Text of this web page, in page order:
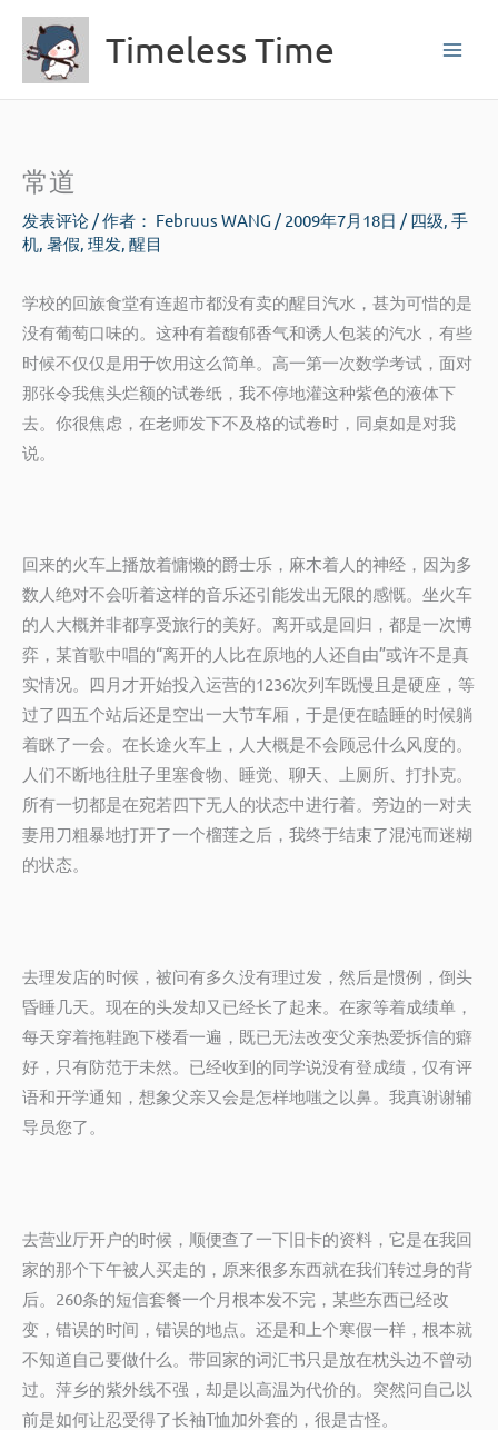
容
Timeless Time
常道
发表评论 / 作者： Februus WANG / 2009年7月18日 / 四级 手
机 暑假 理发 醒目
学校的回族食堂有连超市都没有卖的醒目汽水，甚为可惜的是
没有葡萄口味的。这种有着馥郁香气和诱人包装的汽水，有些
时候不仅仅是用于饮用这么简单。高一第一次数学考试，面对
那张令我焦头烂额的试卷纸，我不停地灌这种紫色的液体下
去。你很焦虑，在老师发下不及格的试卷时，同桌如是对我
说。
回来的火车上播放着慵懒的爵士乐，麻木着人的神经，因为多
数人绝对不会听着这样的音乐还引能发出无限的感慨。坐火车
的人大概并非都享受旅行的美好。离开或是回归，都是一次博
弈，某首歌中唱的“离开的人比在原地的人还自由”或许不是真
实情况。四月才开始投入运营的1236次列车既慢且是硬座，等
过了四五个站后还是空出一大节车厢，于是便在瞌睡的时候躺
着眯了一会。在长途火车上，人大概是不会顾忌什么风度的。
人们不断地往肚子里塞食物、睡觉、聊天、上厕所、打扑克。
所有一切都是在宛若四下无人的状态中进行着。旁边的一对夫
妻用刀粗暴地打开了一个榴莲之后，我终于结束了混沌而迷糊
的状态。
去理发店的时候，被问有多久没有理过发，然后是惯例，倒头
昏睡几天。现在的头发却又已经长了起来。在家等着成绩单，
每天穿着拖鞋跑下楼看一遍，既已无法改变父亲热爱拆信的癖
好，只有防范于未然。已经收到的同学说没有登成绩，仅有评
语和开学通知，想象父亲又会是怎样地嗤之以鼻。我真谢谢辅
导员您了。
去营业厅开户的时候，顺便查了一下旧卡的资料，它是在我回
家的那个下午被人买走的，原来很多东西就在我们转过身的背
后。260条的短信套餐一个月根本发不完，某些东西已经改
变，错误的时间，错误的地点。还是和上个寒假一样，根本就
不知道自己要做什么。带回家的词汇书只是放在枕头边不曾动
过。萍乡的紫外线不强，却是以高温为代价的。突然问自己以
前是如何让忍受得了长袖T恤加外套的，很是古怪。